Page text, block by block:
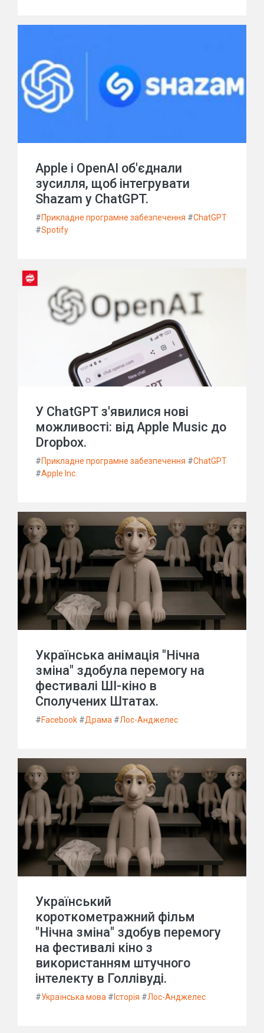
Apple і OpenAI об'єднали
зусилля, щоб інтегрувати
Shazam у ChatGPT.
#Прикладне програмне забезпечення #ChatGPT
#Spotify
У ChatGPT з'явилися нові
можливості: від Apple Music до
Dropbox.
#Прикладне програмне забезпечення #ChatGPT
#Apple Inc.
Українська анімація "Нічна
зміна" здобула перемогу на
фестивалі ШІ-кіно в
Сполучених Штатах.
#Facebook #Драма #Лос-Анджелес
Український
короткометражний фільм
"Нічна зміна" здобув перемогу
на фестивалі кіно з
використанням штучного
інтелекту в Голлівуді.
#Українська мова # Історія #Лос-Анджелес